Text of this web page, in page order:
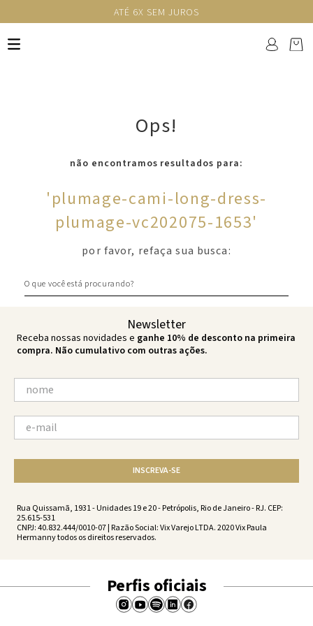
ATÉ 6X SEM JUROS
Ops!
não encontramos resultados para:
'plumage-cami-long-dress-
plumage-vc202075-1653'
por favor, refaça sua busca:
Newsletter
Receba nossas novidades e ganhe 10% de desconto na primeira
compra. Não cumulativo com outras ações.
INSCREVA-SE
Rua Quissamã, 1931 - Unidades 19 e 20 - Petrópolis, Rio de Janeiro - RJ. CEP:
25.615-531
CNPJ: 40.832.444/0010-07 | Razão Social: Vix Varejo LTDA. 2020 Vix Paula
Hermanny todos os direitos reservados.
Perfis oficiais